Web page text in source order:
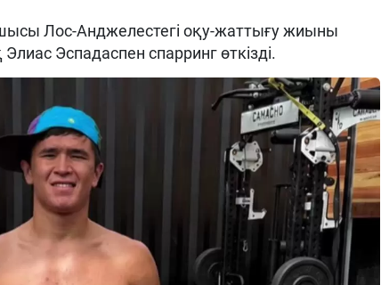
Лос-Анджелестегі оқу-жаттығу жиыны
Эспадаспен спарринг өткізді.